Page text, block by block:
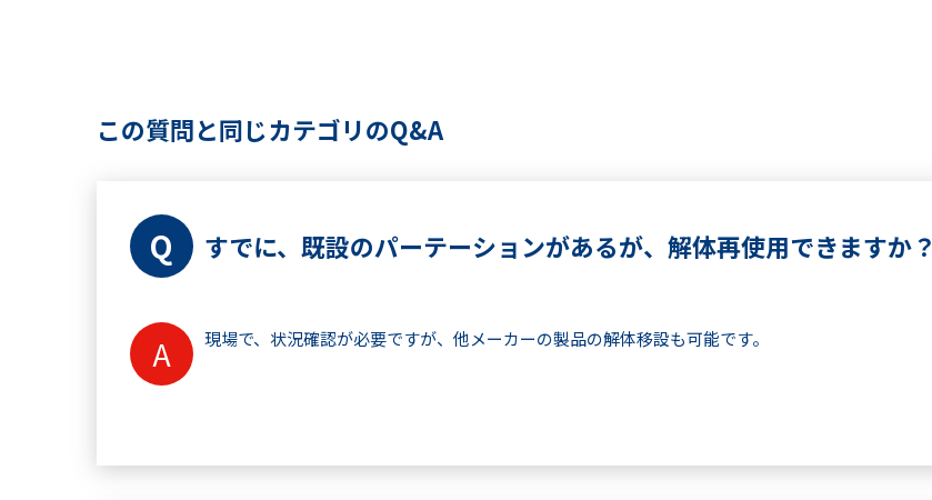
この質問と同じカテゴリのQ&A
すでに、既設のパーテーションがあるが、解体再使用できますか？
現場で、状況確認が必要ですが、他メーカーの製品の解体移設も可能です。